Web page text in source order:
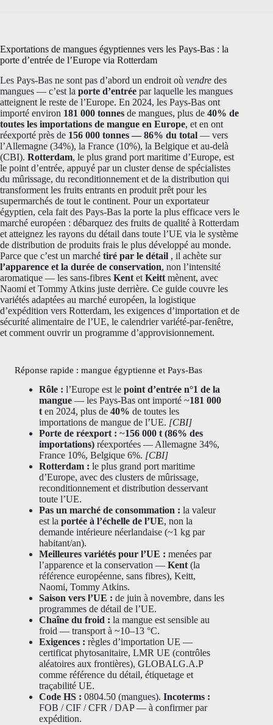
Exportations de mangues égyptiennes vers les Pays-Bas : la
porte d’entrée de l’Europe via Rotterdam
Les Pays-Bas ne sont pas d’abord un endroit où vendre des
mangues — c’est la porte d’entrée par laquelle les mangues
atteignent le reste de l’Europe. En 2024, les Pays-Bas ont
importé environ 181 000 tonnes de mangues, plus de 40% de
toutes les importations de mangue en Europe, et en ont
réexporté près de 156 000 tonnes — 86% du total — vers
l’Allemagne (34%), la France (10%), la Belgique et au-delà
(CBI). Rotterdam, le plus grand port maritime d’Europe, est
le point d’entrée, appuyé par un cluster dense de spécialistes
du mûrissage, du reconditionnement et de la distribution qui
transforment les fruits entrants en produit prêt pour les
supermarchés de tout le continent. Pour un exportateur
égyptien, cela fait des Pays-Bas la porte la plus efficace vers le
marché européen : débarquez des fruits de qualité à Rotterdam
et atteignez les rayons du détail dans toute l’UE via le système
de distribution de produits frais le plus développé au monde.
Parce que c’est un marché tiré par le détail , il achète sur
l’apparence et la durée de conservation, non l’intensité
aromatique — les sans-fibres Kent et Keitt mènent, avec
Naomi et Tommy Atkins juste derrière. Ce guide couvre les
variétés adaptées au marché européen, la logistique
d’expédition vers Rotterdam, les exigences d’importation et de
sécurité alimentaire de l’UE, le calendrier variété-par-fenêtre,
et comment ouvrir un programme d’approvisionnement.
Réponse rapide : mangue égyptienne et Pays-Bas
Rôle : l’Europe est le point d’entrée n°1 de la
mangue — les Pays-Bas ont importé ~181 000
t en 2024, plus de 40% de toutes les
importations de mangue de l’UE. [CBI]
Porte de réexport : ~156 000 t (86% des
importations) réexportées — Allemagne 34%,
France 10%, Belgique 6%. [CBI]
Rotterdam : le plus grand port maritime
d’Europe, avec des clusters de mûrissage,
reconditionnement et distribution desservant
toute l’UE.
Pas un marché de consommation : la valeur
est la portée à l’échelle de l’UE, non la
demande intérieure néerlandaise (~1 kg par
habitant/an).
Meilleures variétés pour l’UE : menées par
l’apparence et la conservation — Kent (la
référence européenne, sans fibres), Keitt,
Naomi, Tommy Atkins.
Saison vers l’UE : de juin à novembre, dans les
programmes de détail de l’UE.
Chaîne du froid : la mangue est sensible au
froid — transport à ~10–13 °C.
Exigences : règles d’importation UE —
certificat phytosanitaire, LMR UE (contrôles
aléatoires aux frontières), GLOBALG.A.P
comme référence du détail, étiquetage et
traçabilité UE.
Code HS : 0804.50 (mangues). Incoterms :
FOB / CIF / CFR / DAP — à confirmer par
expédition.